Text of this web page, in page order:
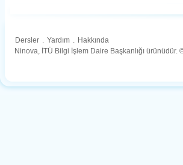
Dersler . Yardım . Hakkında
Ninova, İTÜ Bilgi İşlem Daire Başkanlığı ürünüdür.